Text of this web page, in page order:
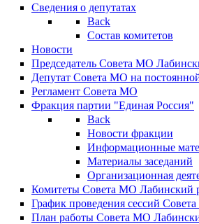
Сведения о депутатах
Back
Состав комитетов
Новости
Председатель Совета МО
Депутат Совета МО на
Регламент Совета МО
Фракция партии "Единая Россия"
Back
Новости фракции
Информационные
Материалы заседаний
Организационная
Комитеты Совета МО Лабинский
График проведения сессий
План работы Совета МО